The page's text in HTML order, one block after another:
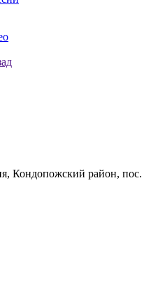
Кондопожский район, пос.